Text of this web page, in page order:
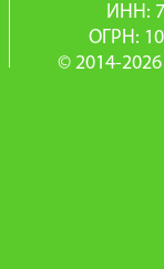
ИНН:
ОГРН:
© 2014-